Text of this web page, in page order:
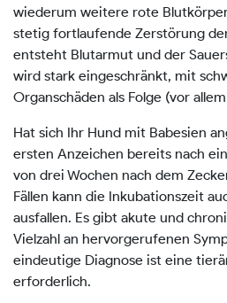
wiederum weitere rote
stetig fortlaufende Zerstörung
entsteht Blutarmut und der
wird stark eingeschränkt, mit
Organschäden als Folge (vor
Hat sich Ihr Hund mit Babesien
ersten Anzeichen bereits nach
von drei Wochen nach dem
Fällen kann die Inkubationszeit
ausfallen. Es gibt akute und
Vielzahl an hervorgerufenen
eindeutige Diagnose ist eine
erforderlich.